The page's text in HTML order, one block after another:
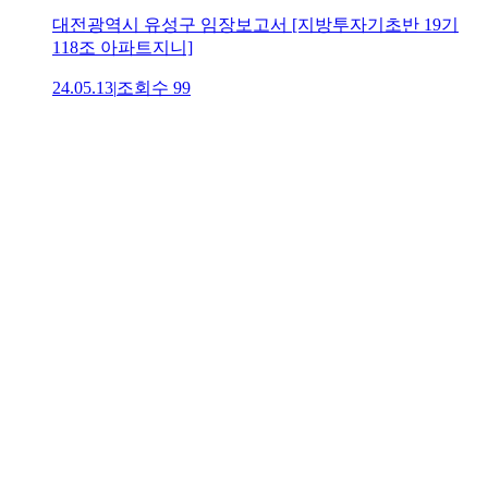
대전광역시 유성구 임장보고서 [지방투자기초반 19기
118조 아파트지니]
24.05.13|조회수 99